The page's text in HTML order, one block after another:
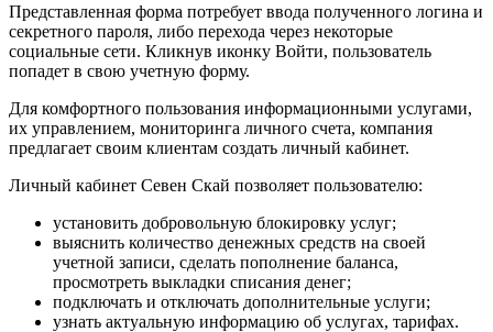
Представленная форма потребует ввода полученного логина и
секретного пароля, либо перехода через некоторые
социальные сети. Кликнув иконку Войти, пользователь
попадет в свою учетную форму.
Для комфортного пользования информационными услугами,
их управлением, мониторинга личного счета, компания
предлагает своим клиентам создать личный кабинет.
Личный кабинет Севен Скай позволяет пользователю:
установить добровольную блокировку услуг;
выяснить количество денежных средств на своей
учетной записи, сделать пополнение баланса,
просмотреть выкладки списания денег;
подключать и отключать дополнительные услуги;
узнать актуальную информацию об услугах, тарифах.